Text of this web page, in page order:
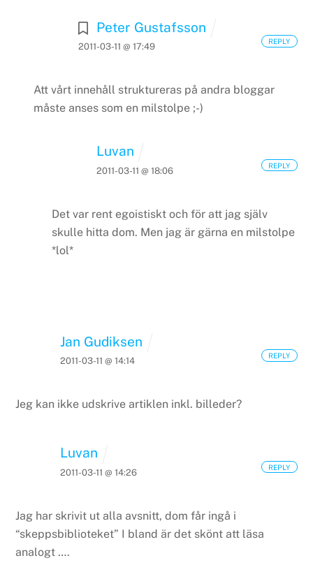
Peter Gustafsson
2011-03-11 @ 17:49
Att vårt innehåll struktureras på andra bloggar
måste anses som en milstolpe ;-)
REPLY
Luvan
2011-03-11 @ 18:06
Det var rent egoistiskt och för att jag själv
skulle hitta dom. Men jag är gärna en milstolpe
*lol*
REPLY
Jan Gudiksen
2011-03-11 @ 14:14
Jeg kan ikke udskrive artiklen inkl. billeder?
REPLY
Luvan
2011-03-11 @ 14:26
Jag har skrivit ut alla avsnitt, dom får ingå i
“skeppsbiblioteket” I bland är det skönt att läsa
analogt ….
REPLY